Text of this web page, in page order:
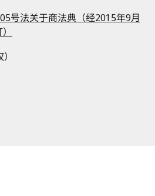
号法关于商法典（经2015年9月